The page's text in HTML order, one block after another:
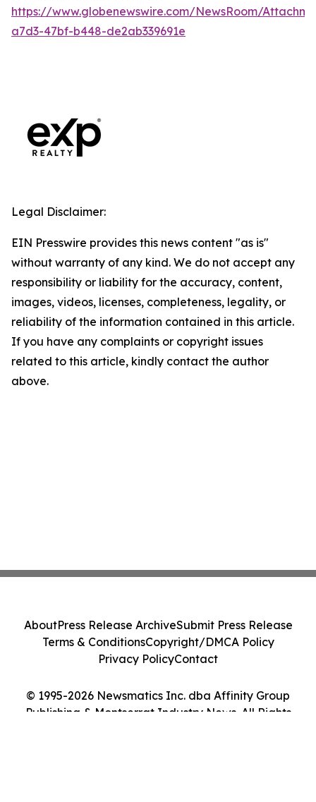
https://www.globenewswire.com/NewsRoom/
a7d3-47bf-b448-de2ab339691e
Legal Disclaimer:
EIN Presswire provides this news content "as is"
without warranty of any kind. We do not accept any
responsibility or liability for the accuracy, content,
images, videos, licenses, completeness, legality, or
reliability of the information contained in this article.
If you have any complaints or copyright issues
related to this article, kindly contact the author
above.
© 1995-2026 Newsmatics Inc. dba Affinity Group
Publishing & Montserrat Industry News. All Rights
AboutPress Release ArchiveSubmit Press Release
Terms & ConditionsCopyright/DMCA Policy
Privacy PolicyContact